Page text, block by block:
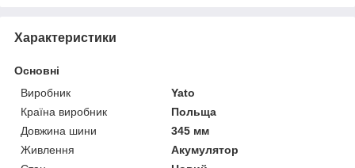
Характеристики
Основні
Виробник
Yato
Країна виробник
Польща
Довжина шини
345 мм
Живлення
Акумулятор